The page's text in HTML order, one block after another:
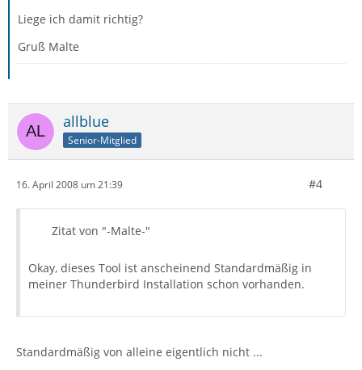
Liege ich damit richtig?
Gruß Malte
allblue
Senior-Mitglied
16. April 2008 um 21:39 #4
Zitat von "-Malte-"
Okay, dieses Tool ist anscheinend Standardmäßig in
meiner Thunderbird Installation schon vorhanden.
Standardmäßig von alleine eigentlich nicht ...